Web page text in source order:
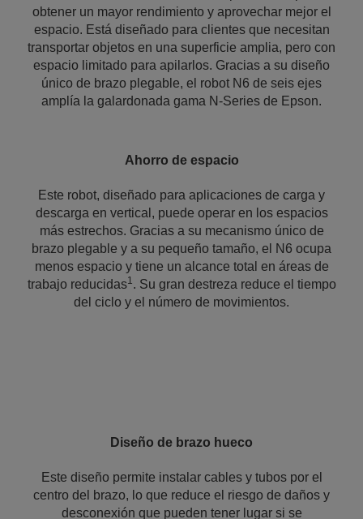
obtener un mayor rendimiento y aprovechar mejor el
espacio. Está diseñado para clientes que necesitan
transportar objetos en una superficie amplia, pero con
espacio limitado para apilarlos. Gracias a su diseño
único de brazo plegable, el robot N6 de seis ejes
amplía la galardonada gama N-Series de Epson.
Ahorro de espacio
Este robot, diseñado para aplicaciones de carga y
descarga en vertical, puede operar en los espacios
más estrechos. Gracias a su mecanismo único de
brazo plegable y a su pequeño tamaño, el N6 ocupa
menos espacio y tiene un alcance total en áreas de
trabajo reducidas1. Su gran destreza reduce el tiempo
del ciclo y el número de movimientos.
Diseño de brazo hueco
Este diseño permite instalar cables y tubos por el
centro del brazo, lo que reduce el riesgo de daños y
desconexión que pueden tener lugar si se